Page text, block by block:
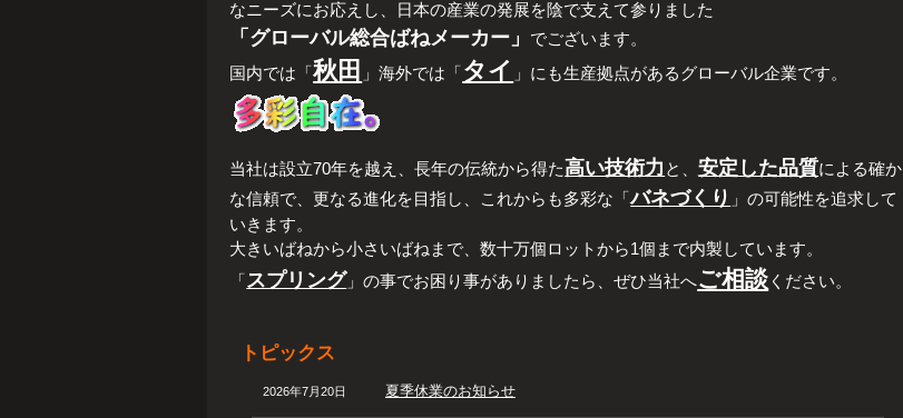
なニーズにお応えし、日本の産業の発展を陰で支えて参りました
「グローバル総合ばねメーカー」
でございます。
国内では「秋田 」海外では「 タイ 」にも生産拠点があるグローバル企業です。
当社は設立70年を越え、長年の伝統から得た高い技術力 と、安定した品質による確か
な信頼で、更なる進化を目指し、これからも多彩な「バネづくり 」の可能性を追求して
いきます。
大きいばねから小さいばねまで、数十万個ロットから1個まで内製しています。
「 スプリング 」の事でお困り事がありましたら、ぜひ当社へご相談 ください。
トピックス
2026年7月20日 夏季休業のお知らせ